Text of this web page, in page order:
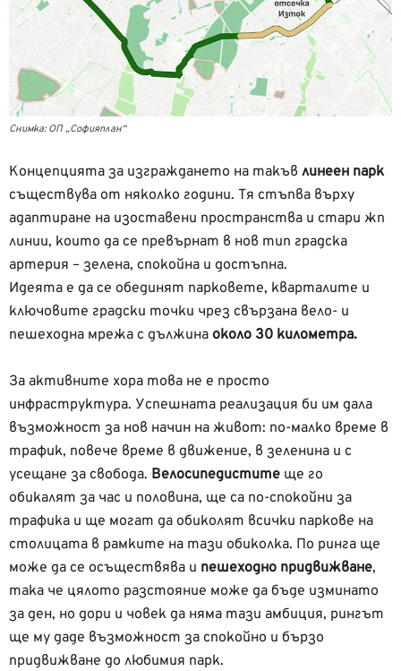
Снимка: ОП „Софияплан“
Концепцията за изграждането на такъв линеен парк
съществува от няколко години. Тя стъпва върху
адаптиране на изоставени пространства и стари жп
линии, които да се превърнат в нов тип градска
артерия – зелена, спокойна и достъпна.
Идеята е да се обединят парковете, кварталите и
ключовите градски точки чрез свързана вело- и
пешеходна мрежа с дължина около 30 километра.
За активните хора това не е просто
инфраструктура. Успешната реализация би им дала
възможност за нов начин на живот: по-малко време в
трафик, повече време в движение, в зеленина и с
усещане за свобода. Велосипедистите ще го
обикалят за час и половина, ще са по-спокойни за
трафика и ще могат да обиколят всички паркове на
столицата в рамките на тази обиколка. По ринга ще
може да се осъществява и пешеходно придвижване,
така че цялото разстояние може да бъде изминато
за ден, но дори и човек да няма тази амбиция, рингът
ще му даде възможност за спокойно и бързо
придвижване до любимия парк.